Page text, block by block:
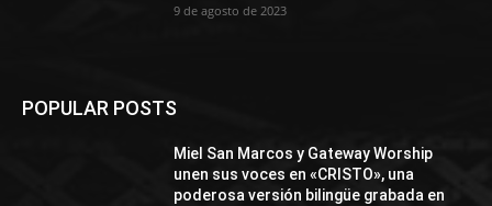
9 de agosto de 2023
POPULAR POSTS
Miel San Marcos y Gateway Worship
unen sus voces en «CRISTO», una
poderosa versión bilingüe grabada en